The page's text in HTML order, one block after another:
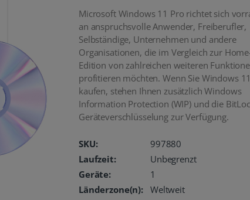
Microsoft Windows 11 Pro richtet sich
an anspruchsvolle Anwender, Freiberufler,
Selbständige, Unternehmen und andere
Organisationen, die im Vergleich zur
Edition von zahlreichen weiteren
profitieren möchten. Wenn Sie Windows
kaufen, stehen Ihnen zusätzlich Windows
Information Protection (WIP) und die
Geräteverschlüsselung zur Verfügung.
SKU:
997880
Laufzeit:
Unbegrenzt
Geräte:
1
Länderzone(n):
Weltweit